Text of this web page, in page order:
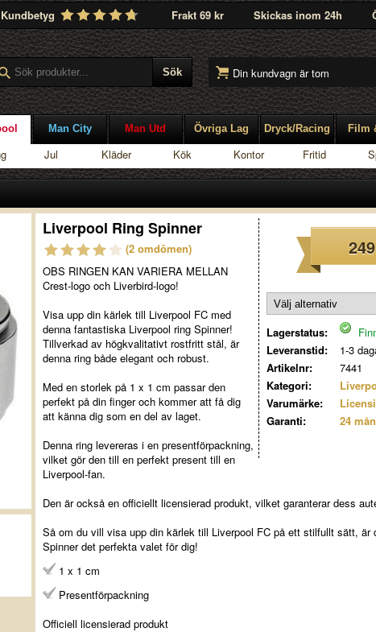
Kundbetyg Frakt 69 kr Skickas inom 24h
Din kundvagn är tom
Man City Man Utd Övriga Lag Dryck/Racing Film
Jul Kläder Kök Kontor Fritid
Lagerstatus:
Leveranstid:
1-3
Artikelnr:
7441
Kategori:
Varumärke:
Garanti:
24 mån
Liverpool Ring Spinner
(2 omdömen)
OBS RINGEN KAN VARIERA MELLAN
Crest-logo och Liverbird-logo!
Visa upp din kärlek till Liverpool FC med
denna fantastiska Liverpool ring Spinner!
Tillverkad av högkvalitativt rostfritt stål, är
denna ring både elegant och robust.
Med en storlek på 1 x 1 cm passar den
perfekt på din finger och kommer att få dig
att känna dig som en del av laget.
Denna ring levereras i en presentförpackning,
vilket gör den till en perfekt present till en
Liverpool-fan.
Den är också en officiellt licensierad produkt, vilket garanterar dess
Så om du vill visa upp din kärlek till Liverpool FC på ett stilfullt sätt, är
Spinner det perfekta valet för dig!
1 x 1 cm
Presentförpackning
Officiell licensierad produkt